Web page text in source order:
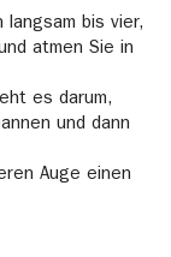
langsam bis vier,
atmen Sie in
es darum,
und dann
Auge einen